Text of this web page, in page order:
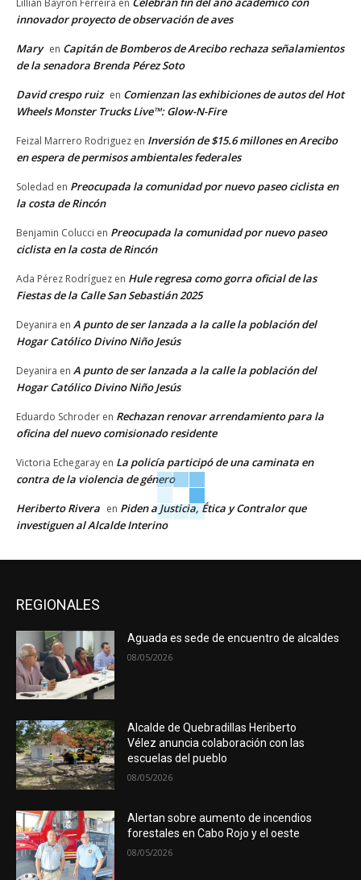
innovador proyecto de observación de aves
Mary en Capitán de Bomberos de Arecibo rechaza señalamientos
de la senadora Brenda Pérez Soto
David crespo ruiz en Comienzan las exhibiciones de autos del Hot
Wheels Monster Trucks Live™: Glow-N-Fire
Feizal Marrero Rodriguez en Inversión de $15.6 millones en Arecibo
en espera de permisos ambientales federales
Soledad en Preocupada la comunidad por nuevo paseo ciclista en
la costa de Rincón
Benjamin Colucci en Preocupada la comunidad por nuevo paseo
ciclista en la costa de Rincón
Ada Pérez Rodríguez en Hule regresa como gorra oficial de las
Fiestas de la Calle San Sebastián 2025
Deyanira en A punto de ser lanzada a la calle la población del
Hogar Católico Divino Niño Jesús
Deyanira en A punto de ser lanzada a la calle la población del
Hogar Católico Divino Niño Jesús
Eduardo Schroder en Rechazan renovar arrendamiento para la
oficina del nuevo comisionado residente
Victoria Echegaray en La policía participó de una caminata en
contra de la violencia de género
Heriberto Rivera en Piden a Justicia, Ética y Contralor que
investiguen al Alcalde Interino
REGIONALES
Aguada es sede de encuentro de alcaldes
08/05/2026
Alcalde de Quebradillas Heriberto
Vélez anuncia colaboración con las
escuelas del pueblo
08/05/2026
Alertan sobre aumento de incendios
forestales en Cabo Rojo y el oeste
08/05/2026